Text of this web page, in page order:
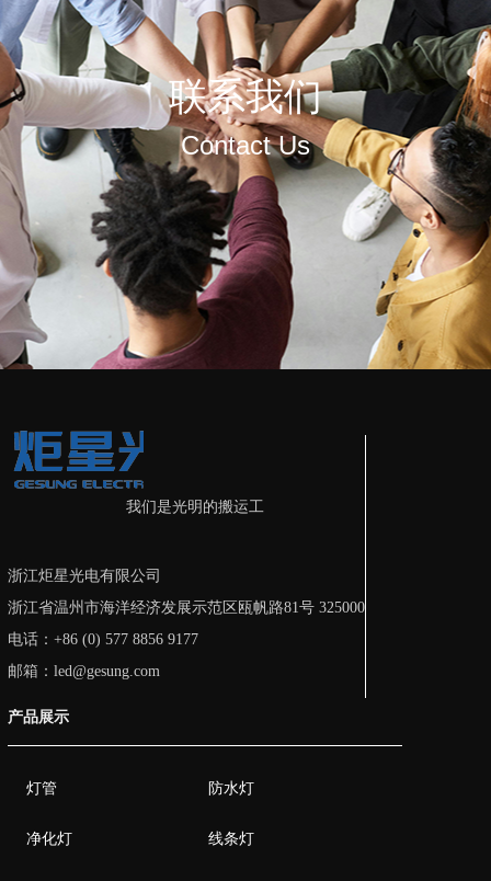
联系我们
Contact Us
我们是光明的搬运工
浙江炬星光电有限公司
浙江省温州市海洋经济发展示范区瓯帆路81号 325000
电话：+86 (0) 577 8856 9177
邮箱：led@gesung.com
产品展示
灯管
净化灯
防水灯
线条灯